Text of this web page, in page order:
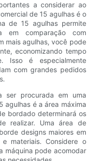
a considerar ao
de 15 agulhas é o
de 15 agulhas permite
em comparação com
mais agulhas, você pode
economizando tempo
Isso é especialmente
com grandes pedidos
ser procurada em uma
agulhas é a área máxima
bordado determinará os
realizar. Uma área de
designs maiores em
materiais. Considere o
máquina pode acomodar